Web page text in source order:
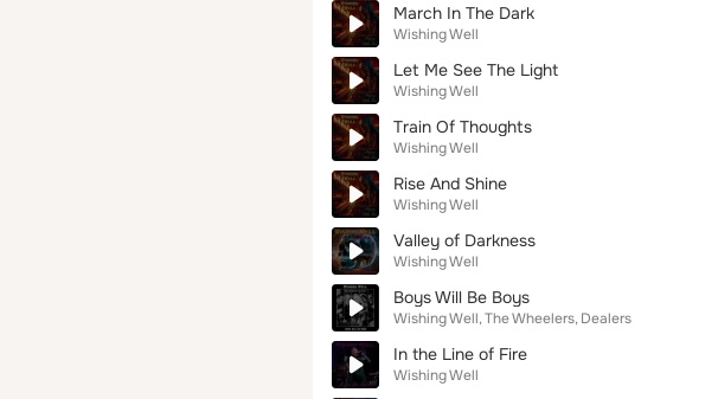
March In The Dark
Wishing Well
Let Me See The Light
Wishing Well
Train Of Thoughts
Wishing Well
Rise And Shine
Wishing Well
Valley of Darkness
Wishing Well
Boys Will Be Boys
Wishing Well The Wheelers Dealers
In the Line of Fire
Wishing Well